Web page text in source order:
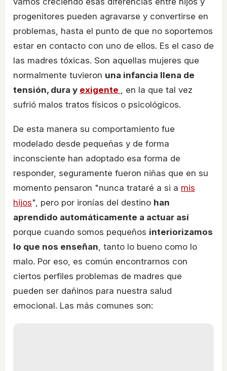
progenitores pueden agravarse y convertirse en
problemas, hasta el punto de que no soportemos
estar en contacto con uno de ellos. Es el caso de
las madres tóxicas. Son aquellas mujeres que
normalmente tuvieron una infancia llena de
tensión, dura y exigente , en la que tal vez
sufrió malos tratos físicos o psicológicos.
De esta manera su comportamiento fue
modelado desde pequeñas y de forma
inconsciente han adoptado esa forma de
responder, seguramente fueron niñas que en su
momento pensaron "nunca trataré a si a mis
hijos", pero por ironías del destino han
aprendido automáticamente a actuar así
porque cuando somos pequeños interiorizamos
lo que nos enseñan, tanto lo bueno como lo
malo. Por eso, es común encontrarnos con
ciertos perfiles problemas de madres que
pueden ser dañinos para nuestra salud
emocional. Las más comunes son: